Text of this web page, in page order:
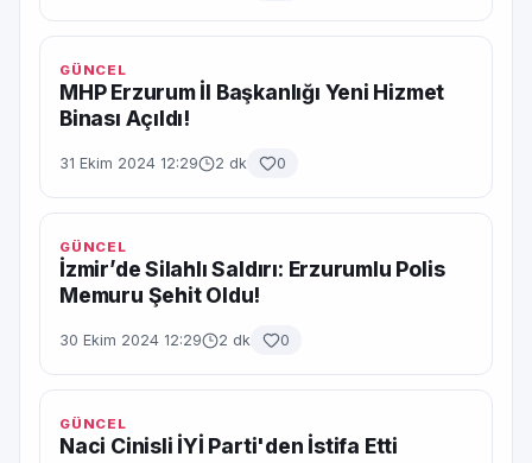
GÜNCEL
MHP Erzurum İl Başkanlığı Yeni Hizmet
Binası Açıldı!
31 Ekim 2024 12:29 2 dk 0
GÜNCEL
İzmir’de Silahlı Saldırı: Erzurumlu Polis
Memuru Şehit Oldu!
30 Ekim 2024 12:29 2 dk 0
GÜNCEL
Naci Cinisli İYİ Parti'den İstifa Etti